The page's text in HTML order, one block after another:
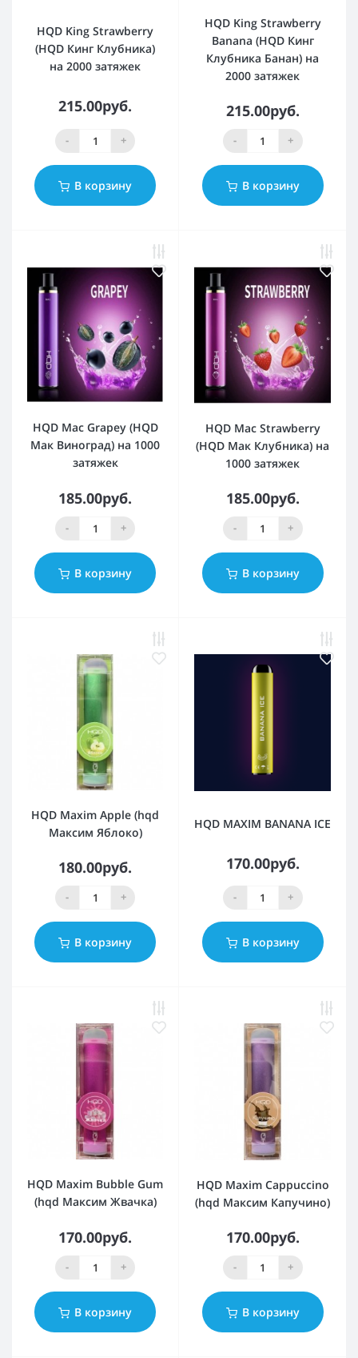
HQD King Strawberry
(HQD Кинг Клубника)
на 2000 затяжек
215.00руб.
- +
В корзину
HQD King Strawberry
Banana (HQD Кинг
Клубника Банан) на
2000 затяжек
215.00руб.
- +
В корзину
HQD Mac Grapey (HQD
Мак Виноград) на 1000
затяжек
185.00руб.
- +
В корзину
HQD Mac Strawberry
(HQD Мак Клубника) на
1000 затяжек
185.00руб.
- +
В корзину
HQD Maxim Apple (hqd
Максим Яблоко)
180.00руб.
- +
В корзину
HQD MAXIM BANANA ICE
170.00руб.
- +
В корзину
HQD Maxim Bubble Gum
(hqd Максим Жвачка)
170.00руб.
- +
В корзину
HQD Maxim Cappuccino
(hqd Максим Капучино)
170.00руб.
- +
В корзину